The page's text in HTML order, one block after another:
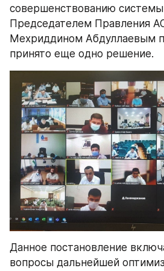
совершенствованию системы
Председателем Правления
Мехриддином Абдуллаевым
принято еще одно решение.
Данное постановление
вопросы дальнейшей